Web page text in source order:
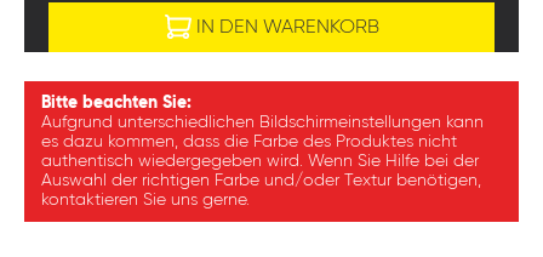
IN DEN WARENKORB
Bitte beachten Sie:
Aufgrund unterschiedlichen Bildschirmeinstellungen kann
es dazu kommen, dass die Farbe des Produktes nicht
authentisch wiedergegeben wird. Wenn Sie Hilfe bei der
Auswahl der richtigen Farbe und/oder Textur benötigen,
kontaktieren Sie uns gerne.